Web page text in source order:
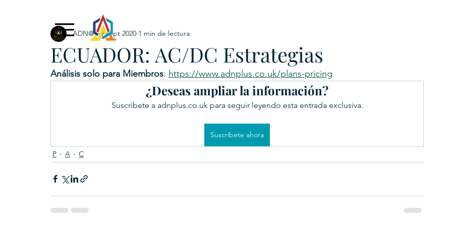
5. CSPINC.TECH 6. HEXAGON GROUP
Exclusive Content ADNPL IGRP LATAM2021
ECUADOR: AC/DC Estrategias
ADN@+ 9 sept 2020 1 min de lectura
Análisis solo para Miembros: https://www.adnplus.co.uk/plans-pricing
¿Deseas ampliar la información?
Suscríbete a adnplus.co.uk para seguir leyendo esta entrada exclusiva.
Suscríbete ahora
P A C